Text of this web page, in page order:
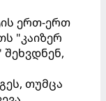
ერთ-ერთ
"კაიზერ
თუმცა